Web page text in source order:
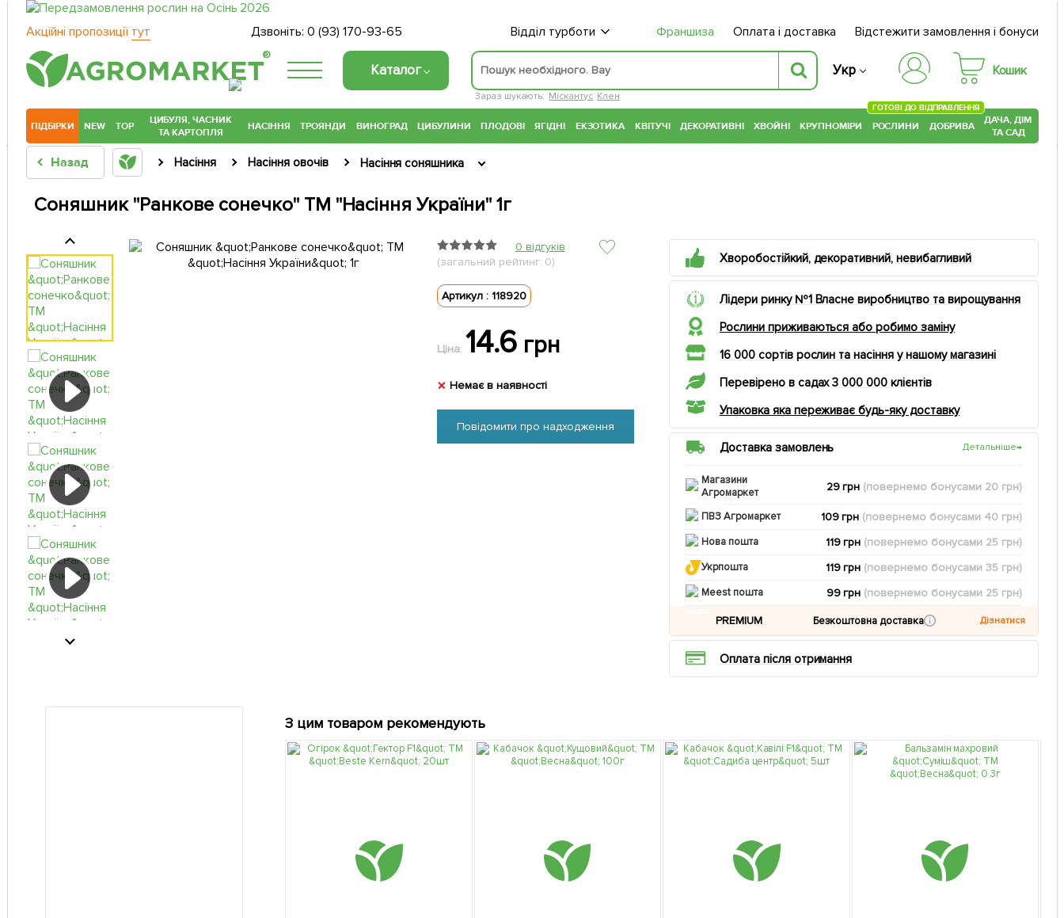
Акційні пропозиції тут Дзвоніть: 0 (93) 170-93-65 Відділ турботи Франшиза Оплата і доставка Відстежити замовлення і бонуси
®
Каталог
Зараз шукають: Міскантус Клен
Укр Кошик
ПІДБІРКИ NEW TOP
ЦИБУЛЯ, ЧАСНИК
ТА КАРТОПЛЯ
НАСІННЯ ТРОЯНДИ ВИНОГРАД ЦИБУЛИНИ ПЛОДОВІ ЯГІДНІ ЕКЗОТИКА КВІТУЧІ ДЕКОРАТИВНІ ХВОЙНІ КРУПНОМІРИ РОСЛИНИ
ГОТОВІ ДО ВІДПРАВЛЕННЯ
ДОБРИВА
ДАЧА, ДІМ
ТА САД
Назад Насіння Насіння овочів Насіння соняшника
Соняшник "Ранкове сонечко" ТМ "Насіння України" 1г
0 відгуків
(загальний рейтинг: 0)
Артикул : 118920
Ціна: 14.6 грн
Немає в наявності
Повідомити про надходження
Хворобостійкий, декоративний, невибагливий
Лідери ринку №1 Власне виробництво та вирощування
Рослини приживаються або робимо заміну
16 000 сортів рослин та насіння у нашому магазині
Перевірено в садах 3 000 000 клієнтів
Упаковка яка переживає будь-яку доставку
Доставка замовлень Детальніше→
Магазини
Агромаркет
29 грн (повернемо бонусами 20 грн)
ПВЗ Агромаркет 109 грн (повернемо бонусами 40 грн)
Нова пошта 119 грн (повернемо бонусами 25 грн)
Укрпошта 119 грн (повернемо бонусами35 грн)
Meest пошта 99 грн (повернемо бонусами 25 грн)
PREMIUM Безкоштовна доставка Дізнатися
Оплата після отримання
З цим товаром рекомендують